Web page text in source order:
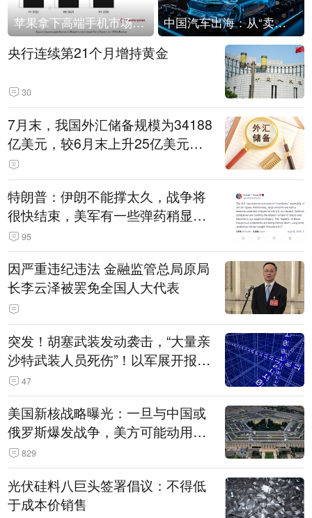
苹果拿下高端手机市场65%的份额：iPhone 17系列功不可没 中国汽车出海：从“卖出去”到“走进去”
央行连续第21个月增持黄金
30
7月末，我国外汇储备规模为34188
亿美元，较6月末上升25亿美元，
升幅为0.07%
特朗普：伊朗不能撑太久，战争将
很快结束，美军有一些弹药稍显紧
张！伊朗公布拟议的海峡管理文本
95
因严重违纪违法 金融监管总局原局
长李云泽被罢免全国人大代表
突发！胡塞武装发动袭击，“大量亲
沙特武装人员死伤”！以军展开报复
性空袭
47
美国新核战略曝光：一旦与中国或
俄罗斯爆发战争，美方可能动用战
术核武器
829
光伏硅料八巨头签署倡议：不得低
于成本价销售